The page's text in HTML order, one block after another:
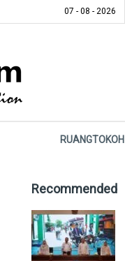
07 - 08 - 2026
RUANGTOKOH
Recommended